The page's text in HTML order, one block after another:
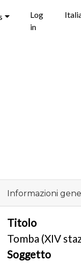
User
account
Log
in
Informazioni
Titolo
Tomba (XIV
Soggetto